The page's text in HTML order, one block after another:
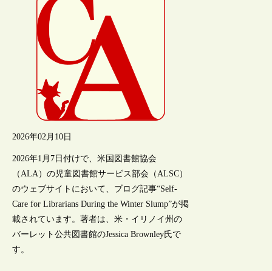
2026年02月10日
2026年1月7日付けで、米国図書館協会
（ALA）の児童図書館サービス部会（ALSC）
のウェブサイトにおいて、ブログ記事“Self-
Care for Librarians During the Winter Slump”が掲
載されています。著者は、米・イリノイ州の
バーレット公共図書館のJessica Brownley氏で
す。